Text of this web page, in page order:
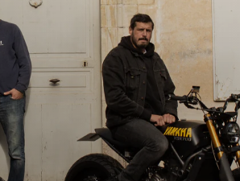
“RD350 Tribute”
XSR700 "Alan" by Lamb Engineering